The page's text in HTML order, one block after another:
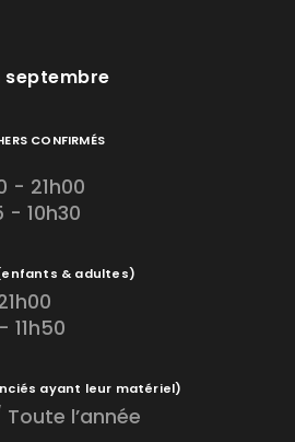
septembre
CONFIRMÉS
- 21h00
- 10h30
& adultes)
11h50
ayant leur matériel)
l’année